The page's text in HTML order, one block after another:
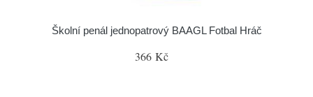
Školní penál jednopatrový BAAGL Fotbal Hráč
366 Kč